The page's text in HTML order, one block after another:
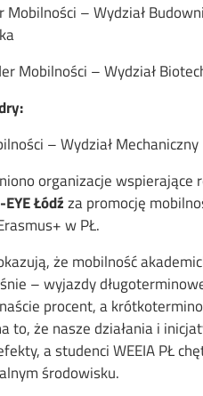
Mobilności – Wydział
Mobilności – Wydział
– Wydział Mechaniczny
organizacje wspierające
EYE Łódźza promocję
w PŁ.
że mobilność
– wyjazdy
procent, a
to, że nasze działania i
a studenci WEEIA PŁ
środowisku.